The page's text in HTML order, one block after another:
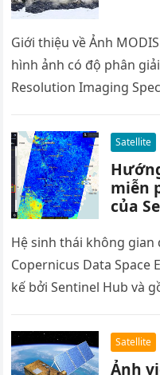
Giới thiệu về Ảnh
hình ảnh có độ phân
Resolution Imaging
Satellite
miễn
của
Hệ sinh thái không gian
Copernicus Data Space
kế bởi Sentinel Hub và
Satellite
Ảnh